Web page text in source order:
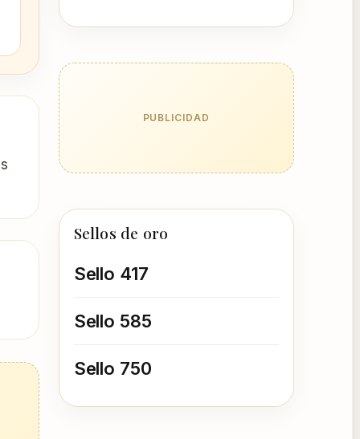
PUBLICIDAD
Sellos de oro
Sello 417
Sello 585
Sello 750